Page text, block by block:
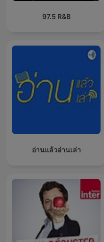
97.5 R&B
อ่านแล้วอ่านเล่า